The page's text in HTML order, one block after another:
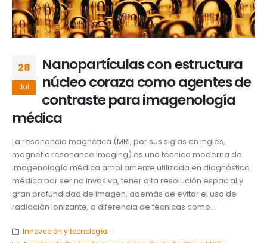
28
Jul
Nanopartículas con estructura
núcleo coraza como agentes de
contraste para imagenología
médica
La resonancia magnética (MRI, por sus siglas en inglés,
magnetic resonance imaging) es una técnica moderna de
imagenología médica ampliamente utilizada en diagnóstico
médico por ser no invasiva, tener alta resolución espacial y
gran profundidad de imagen, además de evitar el uso de
radiación ionizante, a diferencia de técnicas como...
Innovación y tecnología